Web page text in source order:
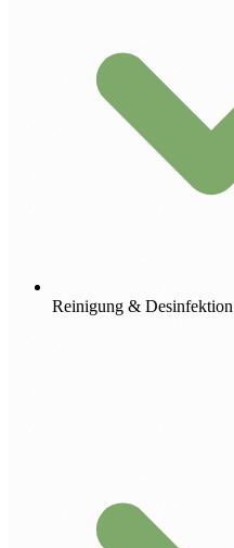
Reinigung & Desinfektion